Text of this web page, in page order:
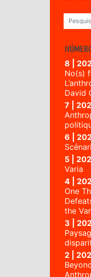
8 |
No(s)
David
7 |
6 |
5 |
Varia
4 |
One
the
3 |
2 |